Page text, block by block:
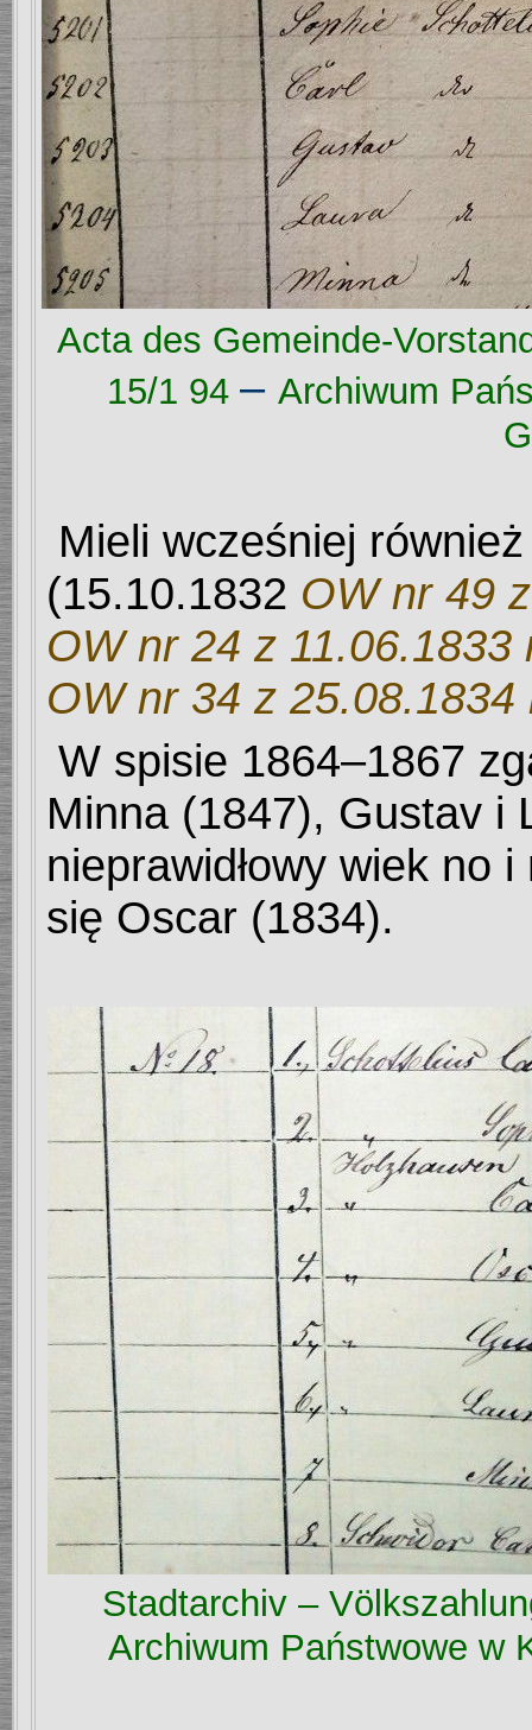
Acta des Gemeinde-
15/1 94 – Archiwum
Mieli wcześniej
(15.10.1832 OW nr 49
OW nr 24 z 11.06.1833
OW nr 34 z 25.08.1834
W spisie 1864–1867
Minna (1847), Gustav i
nieprawidłowy wiek no
się Oscar (1834).
Stadtarchiv – Vö
Archiwum Państwowe w